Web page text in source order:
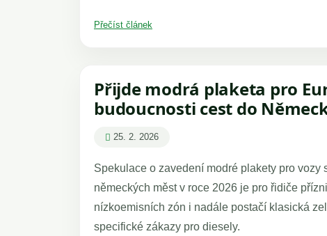
Přečíst článek
Přijde modrá plaketa pro
budoucnosti cest do
25. 2. 2026
Spekulace o zavedení modré plakety pro
německých měst v roce 2026 je pro řidiče
nízkoemisních zón i nadále postačí klasická
specifické zákazy pro diesely.